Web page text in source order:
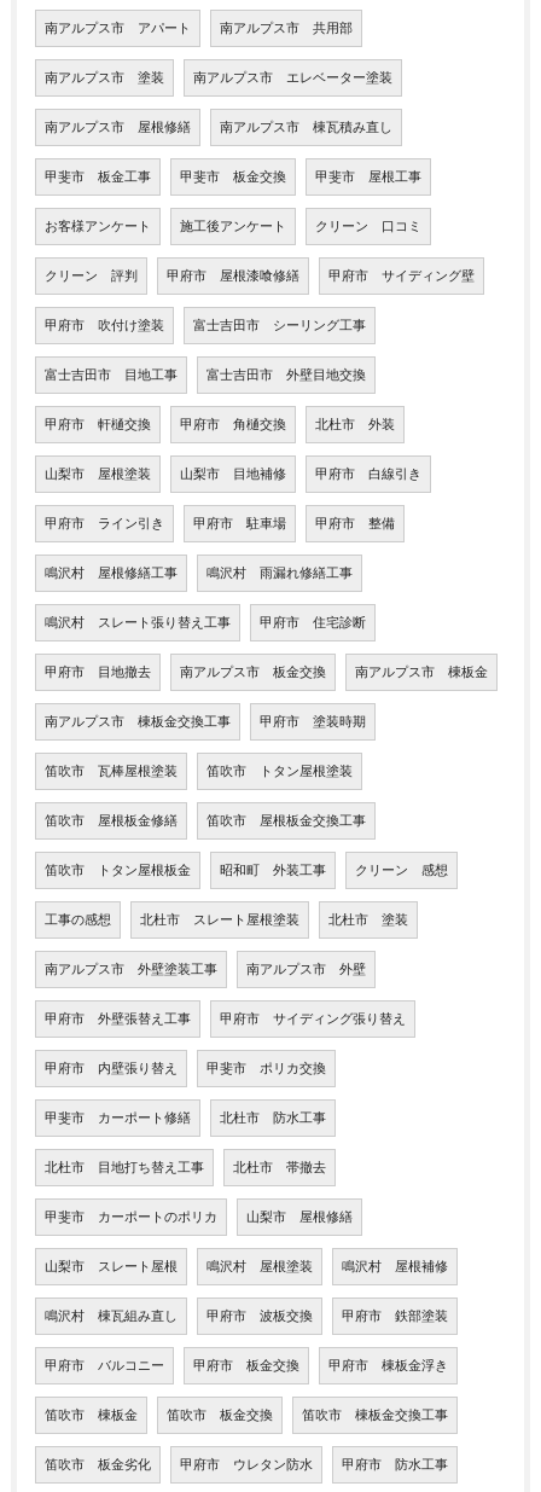
南アルプス市 アパート 南アルプス市 共用部
南アルプス市 塗装 南アルプス市 エレベーター塗装
南アルプス市 屋根修繕 南アルプス市 棟瓦積み直し
甲斐市 板金工事 甲斐市 板金交換 甲斐市 屋根工事
お客様アンケート 施工後アンケート クリーン 口コミ
クリーン 評判 甲府市 屋根漆喰修繕 甲府市 サイディング壁
甲府市 吹付け塗装 富士吉田市 シーリング工事
富士吉田市 目地工事 富士吉田市 外壁目地交換
甲府市 軒樋交換 甲府市 角樋交換 北杜市 外装
山梨市 屋根塗装 山梨市 目地補修 甲府市 白線引き
甲府市 ライン引き 甲府市 駐車場 甲府市 整備
鳴沢村 屋根修繕工事 鳴沢村 雨漏れ修繕工事
鳴沢村 スレート張り替え工事 甲府市 住宅診断
甲府市 目地撤去 南アルプス市 板金交換 南アルプス市 棟板金
南アルプス市 棟板金交換工事 甲府市 塗装時期
笛吹市 瓦棒屋根塗装 笛吹市 トタン屋根塗装
笛吹市 屋根板金修繕 笛吹市 屋根板金交換工事
笛吹市 トタン屋根板金 昭和町 外装工事 クリーン 感想
工事の感想 北杜市 スレート屋根塗装 北杜市 塗装
南アルプス市 外壁塗装工事 南アルプス市 外壁
甲府市 外壁張替え工事 甲府市 サイディング張り替え
甲府市 内壁張り替え 甲斐市 ポリカ交換
甲斐市 カーポート修繕 北杜市 防水工事
北杜市 目地打ち替え工事 北杜市 帯撤去
甲斐市 カーポートのポリカ 山梨市 屋根修繕
山梨市 スレート屋根 鳴沢村 屋根塗装 鳴沢村 屋根補修
鳴沢村 棟瓦組み直し 甲府市 波板交換 甲府市 鉄部塗装
甲府市 バルコニー 甲府市 板金交換 甲府市 棟板金浮き
笛吹市 棟板金 笛吹市 板金交換 笛吹市 棟板金交換工事
笛吹市 板金劣化 甲府市 ウレタン防水 甲府市 防水工事